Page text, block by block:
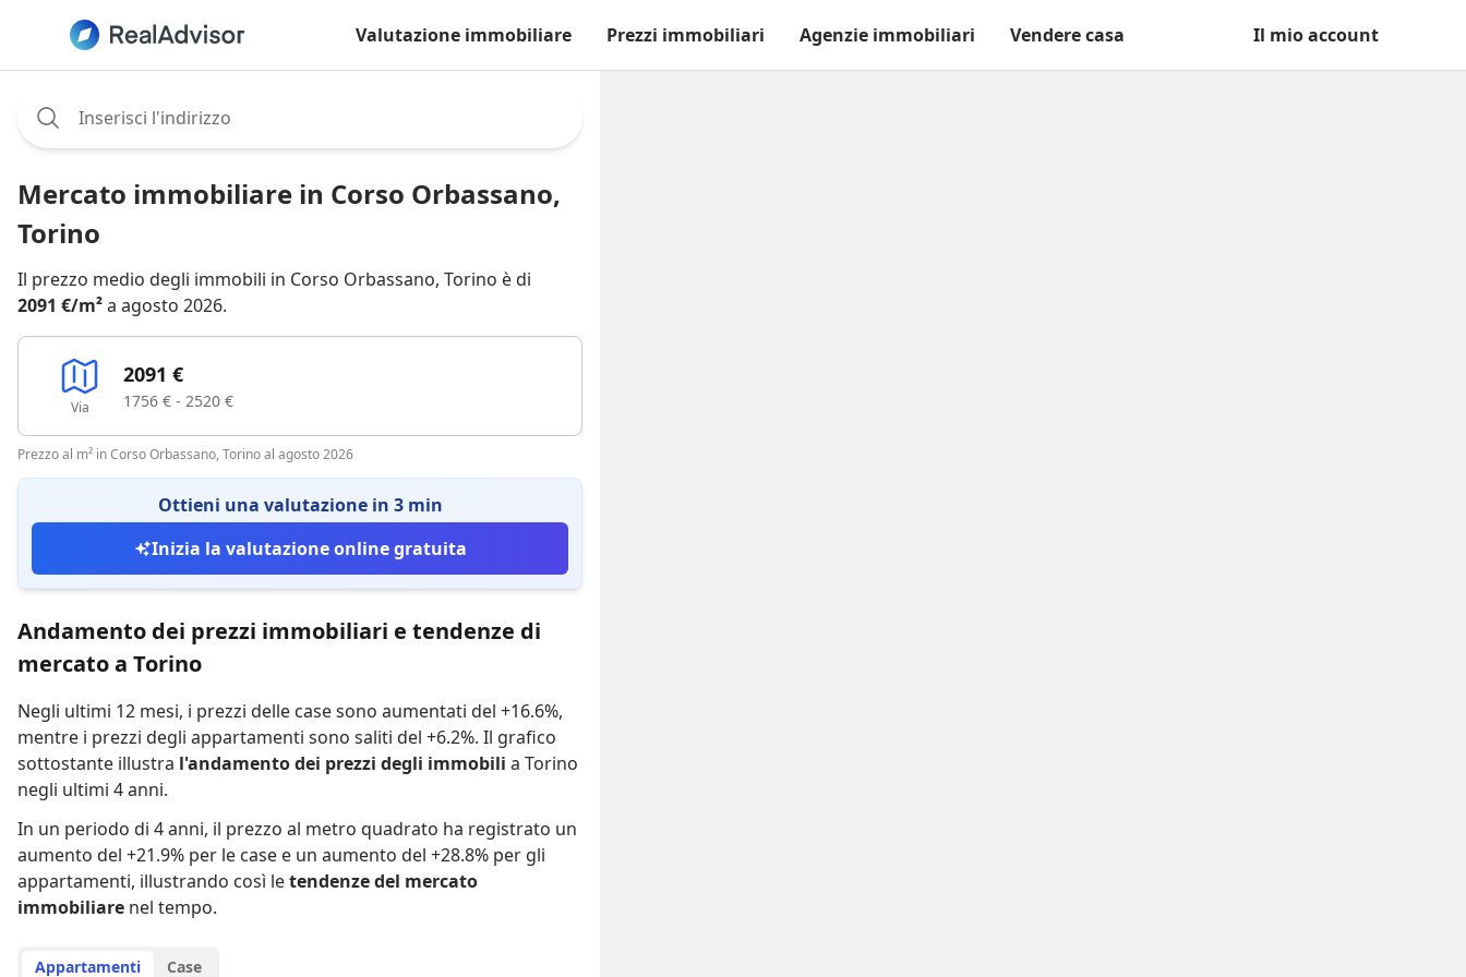
Valutazione immobiliare Prezzi immobiliari Agenzie immobiliari Vendere casa Il mio account
Mercato immobiliare in Corso Orbassano,
Torino
Il prezzo medio degli immobili in Corso Orbassano, Torino è di
2091 €/m²a agosto 2026.
Via
2091 €
1756 € - 2520 €
Prezzo al m² in Corso Orbassano, Torino al agosto 2026
Ottieni una valutazione in 3 min
Inizia la valutazione online gratuita
Andamento dei prezzi immobiliari e tendenze di
mercato a Torino
Negli ultimi 12 mesi, i prezzi delle case sono aumentati del +16.6%,
mentre i prezzi degli appartamenti sono saliti del +6.2%. Il grafico
sottostante illustra l'andamento dei prezzi degli immobili a Torino
negli ultimi 4 anni.
In un periodo di 4 anni, il prezzo al metro quadrato ha registrato un
aumento del +21.9% per le case e un aumento del +28.8% per gli
appartamenti, illustrando così letendenze del mercato
immobiliare nel tempo.
Appartamenti Case